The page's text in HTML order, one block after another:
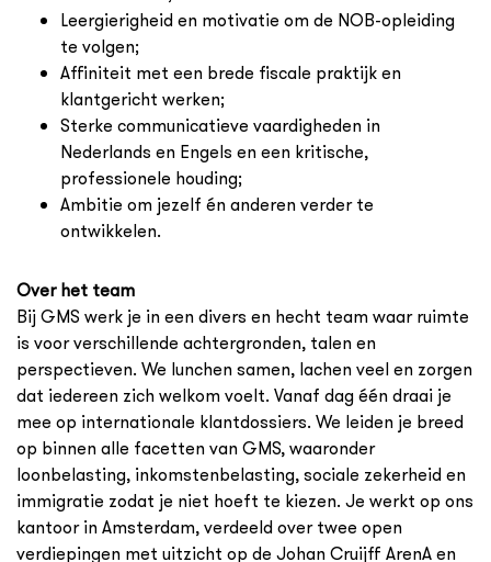
Leergierigheid en motivatie om de NOB-opleiding
te volgen;
Affiniteit met een brede fiscale praktijk en
klantgericht werken;
Sterke communicatieve vaardigheden in
Nederlands en Engels en een kritische,
professionele houding;
Ambitie om jezelf én anderen verder te
ontwikkelen.
Over het team
Bij GMS werk je in een divers en hecht team waar ruimte
is voor verschillende achtergronden, talen en
perspectieven. We lunchen samen, lachen veel en zorgen
dat iedereen zich welkom voelt. Vanaf dag één draai je
mee op internationale klantdossiers. We leiden je breed
op binnen alle facetten van GMS, waaronder
loonbelasting, inkomstenbelasting, sociale zekerheid en
immigratie zodat je niet hoeft te kiezen. Je werkt op ons
kantoor in Amsterdam, verdeeld over twee open
verdiepingen met uitzicht op de Johan Cruijff ArenA en